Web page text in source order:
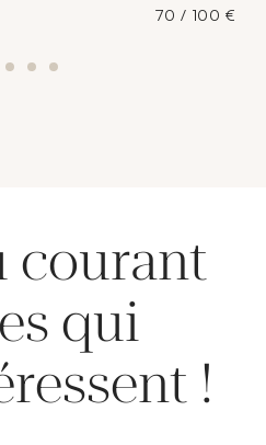
70 / 100 €
courant
qui
!